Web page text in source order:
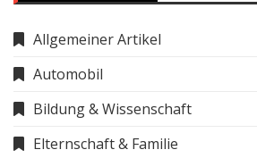
Allgemeiner Artikel
Automobil
Bildung & Wissenschaft
Elternschaft & Familie